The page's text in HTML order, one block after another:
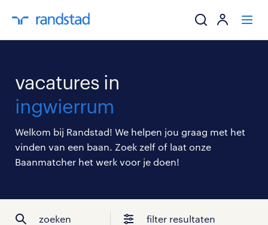
mijn carrière
over randstad
vacatures in
ingwierrum
Welkom bij Randstad! We helpen jou graag met het
vinden van een baan. Zoek zelf of laat onze
Baanmatcher het werk voor je doen!
zoeken filter resultaten